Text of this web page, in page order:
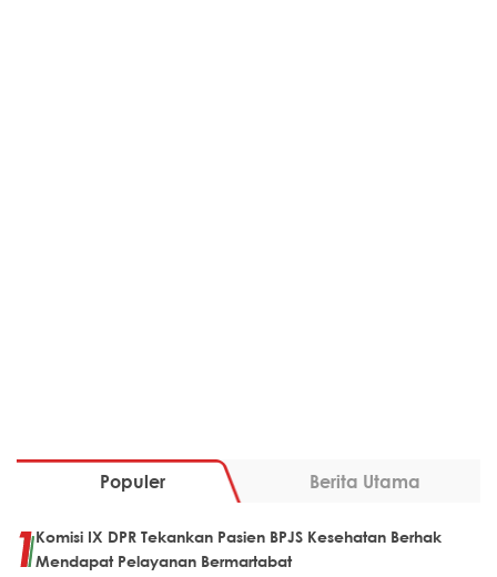
Populer Berita Utama
Komisi IX DPR Tekankan Pasien BPJS Kesehatan Berhak
Mendapat Pelayanan Bermartabat